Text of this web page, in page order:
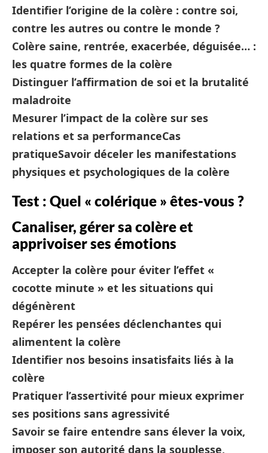
Identifier l’origine de la colère : contre soi,
contre les autres ou contre le monde ?
Colère saine, rentrée, exacerbée, déguisée… :
les quatre formes de la colère
Distinguer l’affirmation de soi et la brutalité
maladroite
Mesurer l’impact de la colère sur ses
relations et sa performanceCas
pratiqueSavoir déceler les manifestations
physiques et psychologiques de la colère
Test : Quel « colérique » êtes-vous ?
Canaliser, gérer sa colère et
apprivoiser ses émotions
Accepter la colère pour éviter l’effet «
cocotte minute » et les situations qui
dégénèrent
Repérer les pensées déclenchantes qui
alimentent la colère
Identifier nos besoins insatisfaits liés à la
colère
Pratiquer l’assertivité pour mieux exprimer
ses positions sans agressivité
Savoir se faire entendre sans élever la voix,
imposer son autorité dans la souplesse,